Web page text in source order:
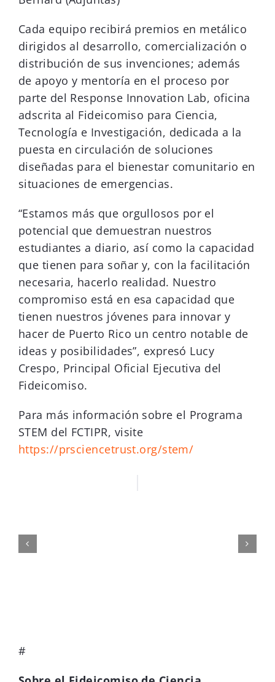
Cada equipo recibirá premios en metálico
dirigidos al desarrollo, comercialización o
distribución de sus invenciones; además
de apoyo y mentoría en el proceso por
parte del Response Innovation Lab, oficina
adscrita al Fideicomiso para Ciencia,
Tecnología e Investigación, dedicada a la
puesta en circulación de soluciones
diseñadas para el bienestar comunitario en
situaciones de emergencias.
“Estamos más que orgullosos por el
potencial que demuestran nuestros
estudiantes a diario, así como la capacidad
que tienen para soñar y, con la facilitación
necesaria, hacerlo realidad. Nuestro
compromiso está en esa capacidad que
tienen nuestros jóvenes para innovar y
hacer de Puerto Rico un centro notable de
ideas y posibilidades”, expresó Lucy
Crespo, Principal Oficial Ejecutiva del
Fideicomiso.
Para más información sobre el Programa
STEM del FCTIPR, visite
https://prsciencetrust.org/stem/
#